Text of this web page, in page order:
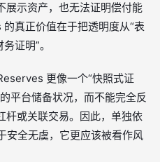
展示资产，也无法证明偿付能
真正价值在于把透明度从“表
证明”。
更像一个“快照式证
平台储备状况，而不能完全反
杆或关联交易。因此，单独依
全无虞，它更应该被看作风